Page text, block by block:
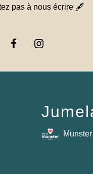
pas à nous écrire 🖋